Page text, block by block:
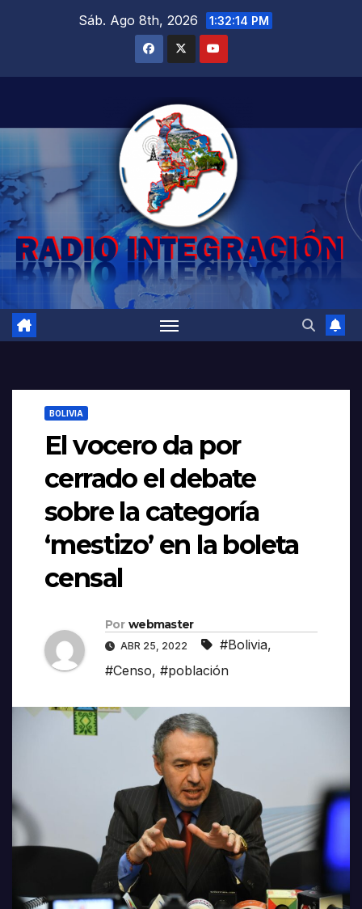
Sáb. Ago 8th, 2026 1:32:16 PM
BOLIVIA
El vocero da por
cerrado el debate
sobre la categoría
‘mestizo’ en la boleta
censal
Por webmaster
ABR 25, 2022 #Bolivia,
#Censo, #población